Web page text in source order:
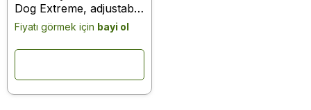
Dog Extreme, adjustable
with D-ring 25-
34cmblack
Fiyatı görmek için bayi ol